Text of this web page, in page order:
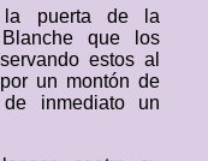
la puerta de la
que los
estos al
un montón de
inmediato un